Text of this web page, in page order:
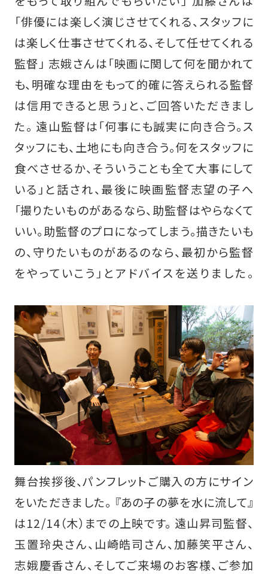
「俳優には楽しく演じさせてくれる、スタッフに
は楽しく仕事させてくれる、そして任せてくれる
監督」 志娥さんは「映画に関して何を聞かれて
も、明確な理由をもって的確に答えられる監督
は信用できると思う」と、ご回答いただきまし
た。 遠山監督は「何事にも誠実に向き合う。ス
タッフにも、土地にも向き合う。何をスタッフに
食べさせるか、そういうことも全て大事にして
いる」と話され、最後に映画監督志望の子へ
「撮りたいものがあるなら、助監督はやらなくて
いい。助監督のプロになってしまう。描きたいも
の、守りたいものがあるのなら、最初から監督
をやっていこう」とアドバイスを送りました。
舞台挨拶後、パンフレットご購入の方にサイン
をいただきました。 『あの子の夢を水に流して』
は12/14（木）までの上映です。 遠山昇司監督、
玉置玲央さん、山崎皓司さん、加藤笑平さん、
志娥慶香さん、そしてご来場のお客様、ご参加